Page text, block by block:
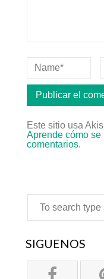
Este sitio usa
Aprende cómo se
comentarios.
SÍGUENOS